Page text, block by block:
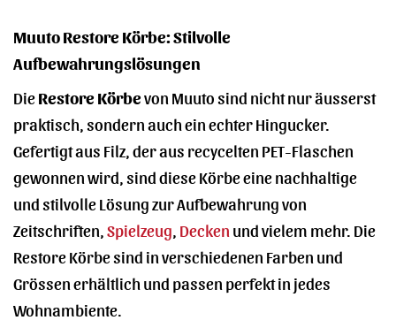
Muuto Restore Körbe: Stilvolle
Aufbewahrungslösungen
DieRestore Körbevon Muuto sind nicht nur äusserst
praktisch, sondern auch ein echter Hingucker.
Gefertigt aus Filz, der aus recycelten PET-Flaschen
gewonnen wird, sind diese Körbe eine nachhaltige
und stilvolle Lösung zur Aufbewahrung von
Zeitschriften, Spielzeug Decken und vielem mehr. Die
Restore Körbe sind in verschiedenen Farben und
Grössen erhältlich und passen perfekt in jedes
Wohnambiente.